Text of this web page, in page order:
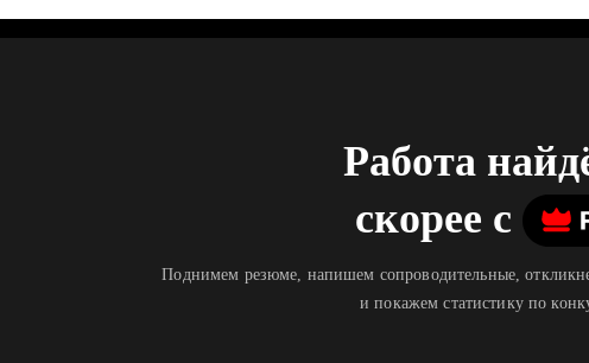
Работа
скорее c
Поднимем резюме, напишем сопроводительные,
и покажем статистику по